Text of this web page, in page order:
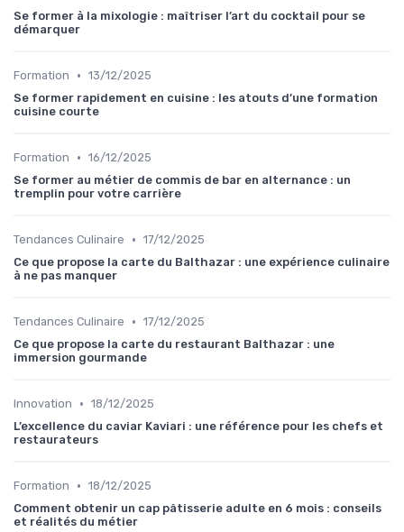
Se former à la mixologie : maîtriser l’art du cocktail pour se
démarquer
Formation • 13/12/2025
Se former rapidement en cuisine : les atouts d’une formation
cuisine courte
Formation • 16/12/2025
Se former au métier de commis de bar en alternance : un
tremplin pour votre carrière
Tendances Culinaire • 17/12/2025
Ce que propose la carte du Balthazar : une expérience culinaire
à ne pas manquer
Tendances Culinaire • 17/12/2025
Ce que propose la carte du restaurant Balthazar : une
immersion gourmande
Innovation • 18/12/2025
L’excellence du caviar Kaviari : une référence pour les chefs et
restaurateurs
Formation • 18/12/2025
Comment obtenir un cap pâtisserie adulte en 6 mois : conseils
et réalités du métier